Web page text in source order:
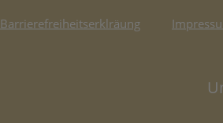
Barrierefreiheitserklräung